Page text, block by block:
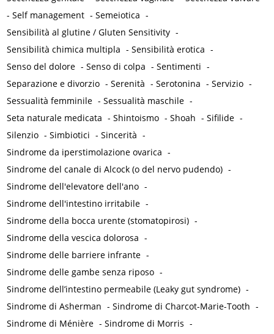
-Self management -Semeiotica -
Sensibilità al glutine / Gluten Sensitivity -
Sensibilità chimica multipla -Sensibilità erotica -
Senso del dolore -Senso di colpa -Sentimenti -
Separazione e divorzio -Serenità -Serotonina -Servizio -
Sessualità femminile -Sessualità maschile -
Seta naturale medicata -Shintoismo -Shoah -Sifilide -
Silenzio -Simbiotici -Sincerità -
Sindrome da iperstimolazione ovarica -
Sindrome del canale di Alcock (o del nervo pudendo) -
Sindrome dell'elevatore dell'ano -
Sindrome dell'intestino irritabile -
Sindrome della bocca urente (stomatopirosi) -
Sindrome della vescica dolorosa -
Sindrome delle barriere infrante -
Sindrome delle gambe senza riposo -
Sindrome dell’intestino permeabile (Leaky gut syndrome) -
Sindrome di Asherman -Sindrome di Charcot-Marie-Tooth -
Sindrome di Ménière -Sindrome di Morris -